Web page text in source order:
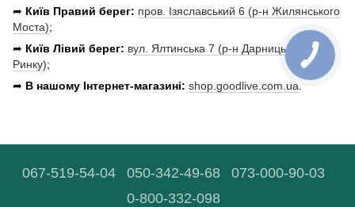
➦ Київ Правий берег: пров. Ізяславський 6 (р-н Жилянського
Моста);
➦ Київ Лівий берег: вул. Ялтинська 7 (р-н Дарницького
Ринку);
➦ В нашому Інтернет-магазині: shop.goodlive.com.ua
067-519-54-04 050-342-49-68
073-000-90-03
0-800-332-098